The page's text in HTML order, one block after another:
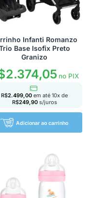
Infanti Romanzo
Base Isofix Preto
Granizo
2.374,05 no PIX
R$2.499,00 em até 10x de
R$249,90s/juros
Adicionar ao carrinho